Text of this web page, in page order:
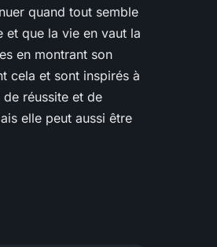
quand tout semble
et que la vie en vaut la
en montrant son
cela et sont inspirés à
réussite et de
elle peut aussi être